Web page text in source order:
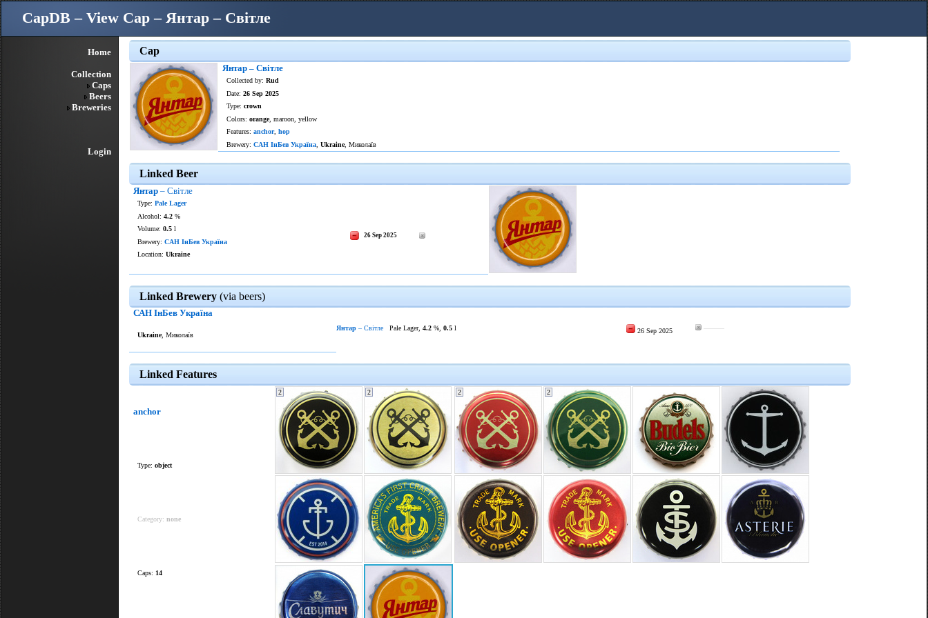
CapDB – View Cap – Янтар – Світле
Home
Collection
Caps
Beers
Breweries
Login
Cap
Янтар – Світле
Collected by: Rud
Date: 26 Sep 2025
Type: crown
Colors: orange, maroon, yellow
Features: anchor, hop
Brewery: САН ІнБев Україна Ukraine, Миколаїв
Linked Beer
Янтар – Світле
Type: Pale Lager
26 Sep 2025
Alcohol: 4.2 %
Volume: 0.5 l
Brewery: САН ІнБев Україна
Location: Ukraine
Linked Brewery (via beers)
САН ІнБев Україна
Янтар – Світле Pale Lager, 4.2 %, 0.5 l 26 Sep 2025
———
Ukraine, Миколаїв
Linked Features
anchor
2 2 2 2
Type: object
Category: none
Caps: 14